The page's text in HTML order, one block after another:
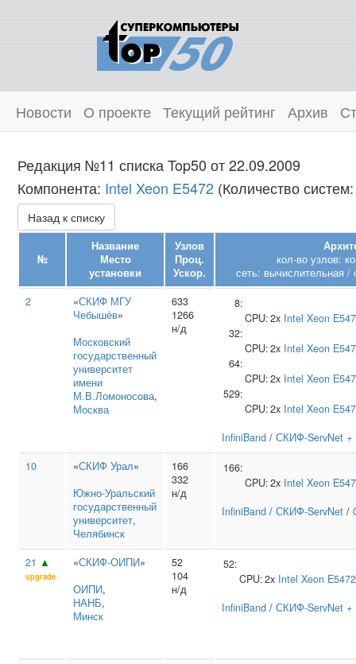
Новости О проекте Текущий рейтинг Архив
Редакция №11 списка Top50 от 22.09.2009
Компонента: Intel Xeon E5472 (Количество
Назад к списку
№
Название
Место
установки
Узлов
Проц.
Ускор.
кол-во узлов:
сеть: вычислительная /
2
«СКИФ МГУ
Чебышёв»
Московский
государственный
университет
имени
М.В.Ломоносова,
Москва
633
1266
н/д
8:
CPU:2x Intel Xeon
32:
CPU:2x Intel Xeon
64:
CPU:2x Intel Xeon
529:
CPU:2x Intel Xeon
InfiniBand / СКИФ-ServNet +
10
«СКИФ Урал»
Южно‑Уральский
государственный
университет,
Челябинск
166
332
н/д
166:
CPU:2x Intel Xeon
InfiniBand / СКИФ-ServNet /
21 ▲
upgrade
«СКИФ-ОИПИ»
ОИПИ,
НАНБ,
Минск
52
104
н/д
52:
CPU:2x Intel Xeon E5472
InfiniBand / СКИФ-ServNet +